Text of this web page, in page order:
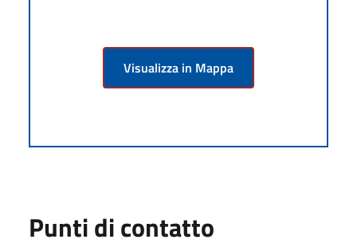
Visualizza in Mappa
Punti di contatto